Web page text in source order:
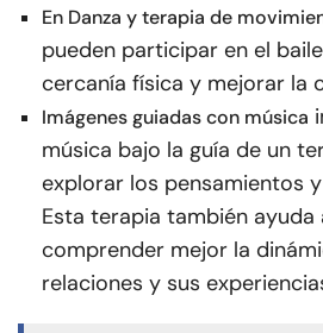
En Danza y terapia de
pueden participar en el
cercanía física y mejorar la
Imágenes guiadas con música
música bajo la guía de un
explorar los pensamientos
Esta terapia también ayuda
comprender mejor la
relaciones y sus